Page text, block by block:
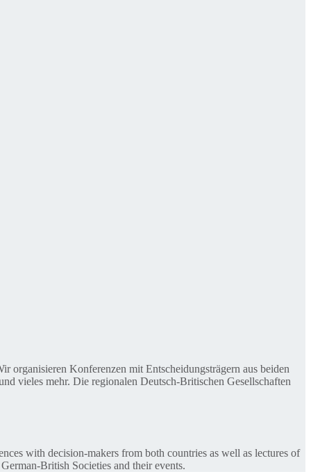
organisieren Konferenzen mit Entscheidungsträgern aus beiden
vieles mehr. Die regionalen Deutsch-Britischen Gesellschaften
with decision-makers from both countries as well as lectures of
British Societies and their events.